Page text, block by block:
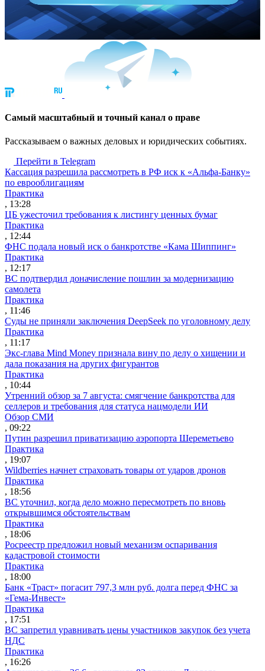
Cамый масштабный и точный канал о праве
Рассказываем о важных деловых и юридических событиях.
Перейти в Telegram
Кассация разрешила рассмотреть в РФ иск к «Альфа-Банку»
по еврооблигациям
Практика
, 13:28
ЦБ ужесточил требования к листингу ценных бумаг
Практика
, 12:44
ФНС подала новый иск о банкротстве «Кама Шиппинг»
Практика
, 12:17
ВС подтвердил доначисление пошлин за модернизацию
самолета
Практика
, 11:46
Суды не приняли заключения DeepSeek по уголовному делу
Практика
, 11:17
Экс-глава Mind Money признала вину по делу о хищении и
дала показания на других фигурантов
Практика
, 10:44
Утренний обзор за 7 августа: смягчение банкротства для
селлеров и требования для статуса нацмодели ИИ
Обзор СМИ
, 09:22
Путин разрешил приватизацию аэропорта Шереметьево
Практика
, 19:07
Wildberries начнет страховать товары от ударов дронов
Практика
, 18:56
ВС уточнил, когда дело можно пересмотреть по вновь
открывшимся обстоятельствам
Практика
, 18:06
Росреестр предложил новый механизм оспаривания
кадастровой стоимости
Практика
, 18:00
Банк «Траст» погасит 797,3 млн руб. долга перед ФНС за
«Гема-Инвест»
Практика
, 17:51
ВС запретил уравнивать цены участников закупок без учета
НДС
Практика
, 16:26